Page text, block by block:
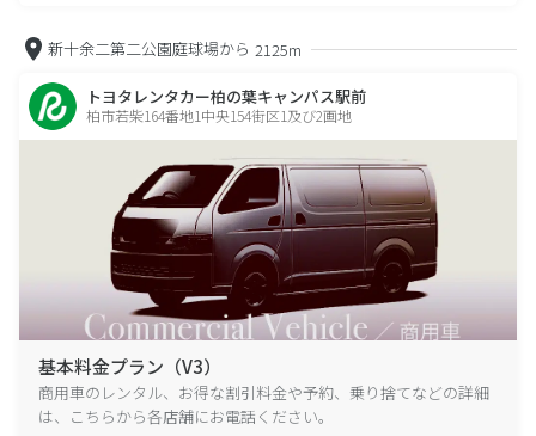
新十余二第二公園庭球場から 2125m
トヨタレンタカー柏の葉キャンパス駅前
柏市若柴164番地1中央154街区1及び2画地
基本料金プラン（V3）
商用車のレンタル、お得な割引料金や予約、乗り捨てなどの詳細
は、こちらから各店舗にお電話ください。